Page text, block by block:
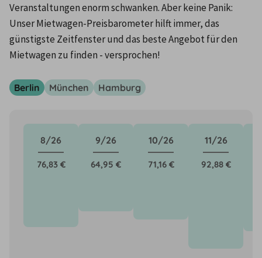
Veranstaltungen enorm schwanken. Aber keine Panik:
Unser Mietwagen-Preisbarometer hilft immer, das
günstigste Zeitfenster und das beste Angebot für den
Mietwagen zu finden - versprochen!
Berlin München Hamburg
8/26
76,83 €
9/26
64,95 €
10/26
71,16 €
11/26
92,88 €